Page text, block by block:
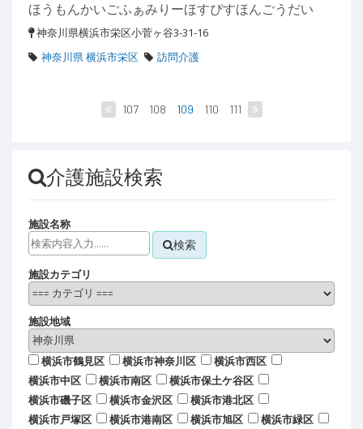
ほうもんかいごふぁみりーほすぴすほんごうだい
神奈川県横浜市栄区小菅ヶ谷3-31-16
神奈川県 横浜市栄区
訪問介護
107 108 109 110 111
介護施設検索
施設名称
検索
施設カテゴリ
施設地域
横浜市鶴見区 横浜市神奈川区
横浜市西区
横浜市中区
横浜市南区
横浜市保土ケ谷区
横浜市磯子区
横浜市金沢区
横浜市港北区
横浜市戸塚区
横浜市港南区 横浜市旭区
横浜市緑区